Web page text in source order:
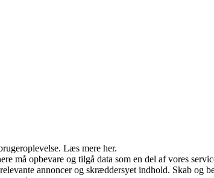
Læs mere her.
må opbevare og tilgå data som en del af vores
annoncer og skræddersyet indhold. Skab